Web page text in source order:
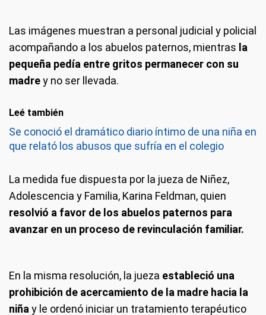
Las imágenes muestran a personal judicial y policial
acompañando a los abuelos paternos, mientras la
pequeña pedía entre gritos permanecer con su
madrey no ser llevada.
Leé también
Se conoció el dramático diario íntimo de una niña en
que relató los abusos que sufría en el colegio
La medida fue dispuesta por la jueza de Niñez,
Adolescencia y Familia, Karina Feldman, quien
resolvió a favor de los abuelos paternos para
avanzar en un proceso de revinculación familiar.
En la misma resolución, la jueza estableció una
prohibición de acercamiento de la madre hacia la
niñay le ordenó iniciar un tratamiento terapéutico